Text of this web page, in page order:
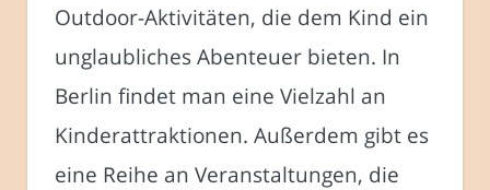
Outdoor-Aktivitäten, die dem Kind ein
unglaubliches Abenteuer bieten. In
Berlin findet man eine Vielzahl an
Kinderattraktionen. Außerdem gibt es
eine Reihe an Veranstaltungen, die